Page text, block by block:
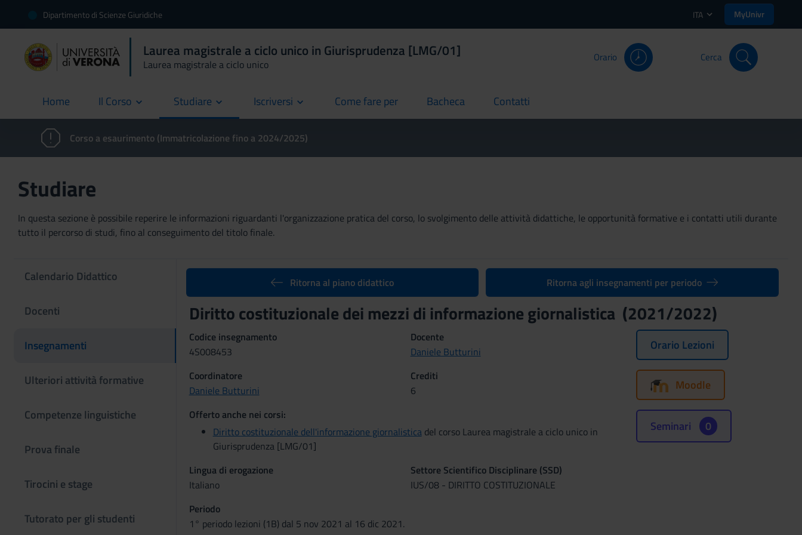
Dipartimento di Scienze Giuridiche ITA MyUnivr
Laurea magistrale a ciclo unico in Giurisprudenza [LMG/01]
Laurea magistrale a ciclo unico
Orario Cerca
Home
current Il Corso Studiare Iscriversi Come fare per
current Bacheca
current Contatti
current
Corso a esaurimento (Immatricolazione fino a 2024/2025)
Studiare
In questa sezione è possibile reperire le informazioni riguardanti l'organizzazione pratica del corso, lo svolgimento delle attività didattiche, le opportunità formative e i contatti utili durante
tutto il percorso di studi, fino al conseguimento del titolo finale.
Calendario Didattico
Docenti
Insegnamenti
Ulteriori attività formative
Competenze linguistiche
Prova finale
Tirocini e stage
Tutorato per gli studenti
Ritorna al piano didattico Ritorna agli insegnamenti per periodo
Diritto costituzionale dei mezzi di informazione giornalistica (2021/2022)
Codice insegnamento
4S008453
Docente
Daniele Butturini
Coordinatore
Daniele Butturini
Crediti
6
Offerto anche nei corsi:
Diritto costituzionale dell'informazione giornalisticadel corso Laurea magistrale a ciclo unico in
Giurisprudenza [LMG/01]
Lingua di erogazione
Italiano
Settore Scientifico Disciplinare (SSD)
IUS/08 - DIRITTO COSTITUZIONALE
Periodo
1° periodo lezioni (1B) dal 5 nov 2021 al 16 dic 2021.
Orario Lezioni
Moodle
Seminari 0